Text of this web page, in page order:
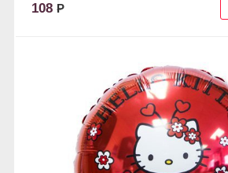
108 Р